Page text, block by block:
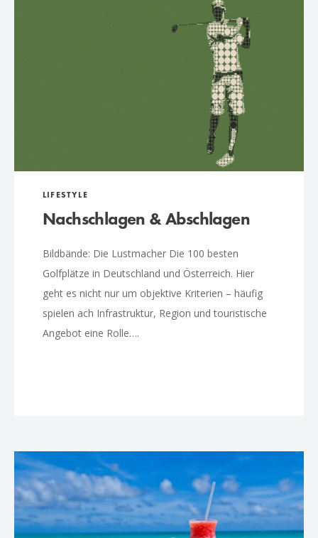
LIFESTYLE
Nachschlagen & Abschlagen
Bildbände: Die Lustmacher Die 100 besten
Golfplätze in Deutschland und Österreich. Hier
geht es nicht nur um objektive Kriterien – häufig
spielen ach Infrastruktur, Region und touristische
Angebot eine Rolle….